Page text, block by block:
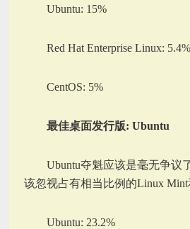
Ubuntu: 15%
Red Hat Enterprise Linux: 5.4%
CentOS: 5%
最佳桌面发行版: Ubuntu
Ubuntu夺魁应该是毫无争议
该忽视占有相当比例的Linux
Ubuntu: 23.2%